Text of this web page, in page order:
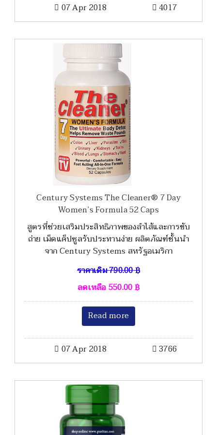
07 Apr 2018 4017
Century Systems The Cleaner® 7 Day
Women’s Formula 52 Caps
สูตรที่ช่วยเสริมประสิทธิภาพของลำไส้และการขับ
ถ่าย เม็ดแค็ปซูลรับประทานง่าย ผลิตภัณฑ์ชั้นนำ
จาก Century Systems สหรัฐอเมริกา
ราคาเดิม790.00฿
ลดเหลือ550.00฿
Read more
07 Apr 2018 3766